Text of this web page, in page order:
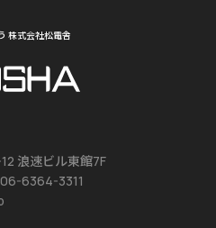
株式会社松電舎
浪速ビル東館7F
6364-3311